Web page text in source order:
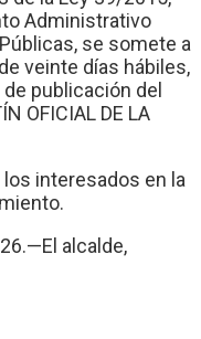
Administrativo
se somete a
veinte días hábiles,
publicación del
OFICIAL DE LA
interesados en la
alcalde,